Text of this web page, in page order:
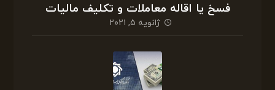
فسخ یا اقاله معاملات و تکلیف مالیات
ژانویه ۵, ۲۰۲۱